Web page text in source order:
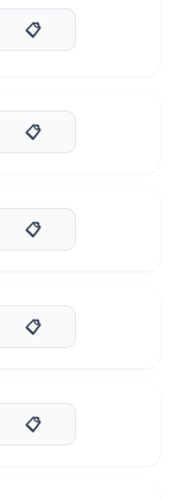
📋
📋
📋
📋
📋